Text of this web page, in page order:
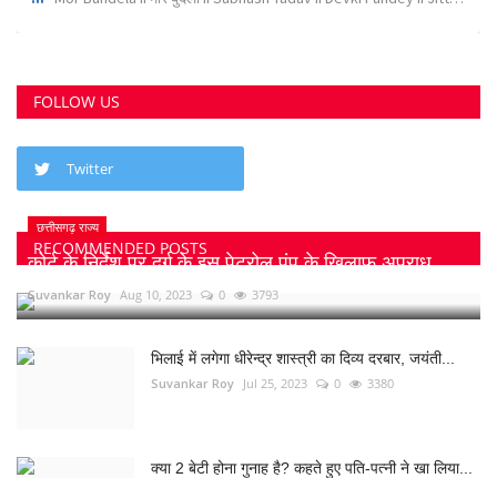
FOLLOW US
Twitter
RECOMMENDED POSTS
छत्तीसगढ़ राज्य
कोर्ट के निर्देश पर दुर्ग के इस पेट्रोल पंप के खिलाफ अपराध...
Suvankar Roy Aug 10, 2023 0 3793
भिलाई में लगेगा धीरेन्द्र शास्त्री का दिव्य दरबार, जयंती...
Suvankar Roy Jul 25, 2023 0 3380
क्या 2 बेटी होना गुनाह है? कहते हुए पति-पत्नी ने खा लिया...